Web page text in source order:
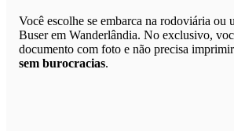
Você escolhe se embarca na rodoviária ou
Buser em Wanderlândia. No exclusivo,
documento com foto e não precisa
sem burocracias.